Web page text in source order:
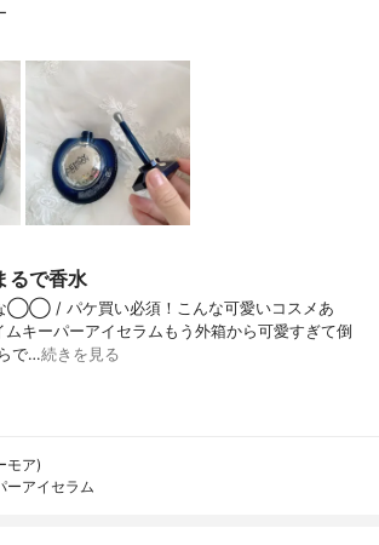
るで香水
◯◯ /⁡ パケ買い必須！こんな可愛いコスメあ
ムキーパーアイセラム⁡もう外箱から可愛すぎて倒
で…続きを見る
モア)
ーアイセラム